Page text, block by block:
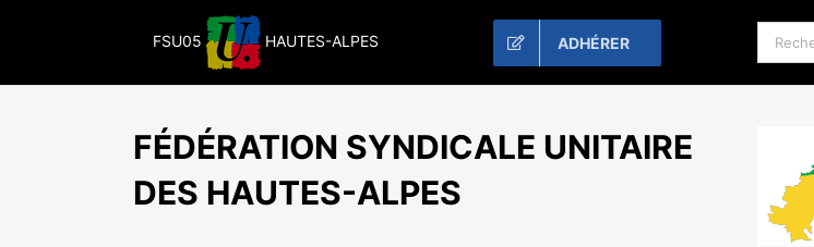
FSU05 HAUTES-ALPES ADHÉRER
FÉDÉRATION SYNDICALE UNITAIRE
DES HAUTES-ALPES